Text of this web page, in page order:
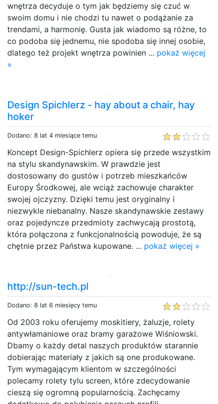
wnętrza decyduje o tym jak będziemy się czuć w
swoim domu i nie chodzi tu nawet o podążanie za
trendami, a harmonię. Gusta jak wiadomo są różne, to
co podoba się jednemu, nie spodoba się innej osobie,
dlatego też projekt wnętrza powinien ... pokaż więcej
»
Design Spichlerz - hay about a chair, hay
hoker
Dodano: 8 lat 4 miesiące temu
Koncept Design-Spichlerz opiera się przede wszystkim
na stylu skandynawskim. W prawdzie jest
dostosowany do gustów i potrzeb mieszkańców
Europy Środkowej, ale wciąż zachowuje charakter
swojej ojczyzny. Dzięki temu jest oryginalny i
niezwykle niebanalny. Nasze skandynawskie zestawy
oraz pojedyncze przedmioty zachwycają prostotą,
która połączona z funkcjonalnością powoduje, że są
chętnie przez Państwa kupowane. ... pokaż więcej »
http://sun-tech.pl
Dodano: 8 lat 6 miesięcy temu
Od 2003 roku oferujemy moskitiery, żaluzje, rolety
antywłamaniowe oraz bramy garażowe Wiśniowski.
Dbamy o każdy detal naszych produktów starannie
dobierając materiały z jakich są one produkowane.
Tym wymagającym klientom w szczególności
polecamy rolety tylu screen, które zdecydowanie
cieszą się ogromną popularnością. Zachęcamy